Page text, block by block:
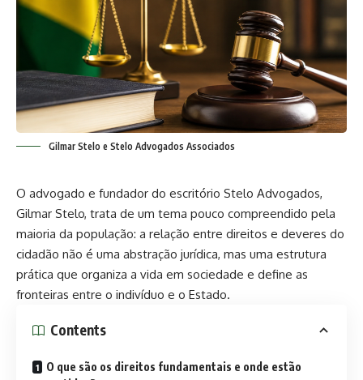
Gilmar Stelo e Stelo Advogados Associados
O advogado e fundador do escritório Stelo Advogados,
Gilmar Stelo, trata de um tema pouco compreendido pela
maioria da população: a relação entre direitos e deveres do
cidadão não é uma abstração jurídica, mas uma estrutura
prática que organiza a vida em sociedade e define as
fronteiras entre o indivíduo e o Estado.
Contents
O que são os direitos fundamentais e onde estão